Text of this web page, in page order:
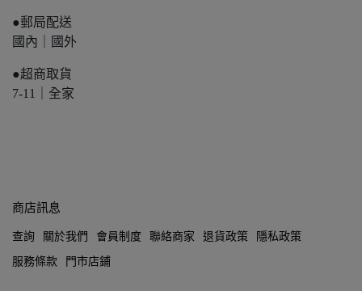
●郵局配送
國內｜國外
●超商取貨
7-11｜全家
商店訊息
查詢 關於我們 會員制度 聯絡商家 退貨政策
隱私政策
服務條款
門市店鋪